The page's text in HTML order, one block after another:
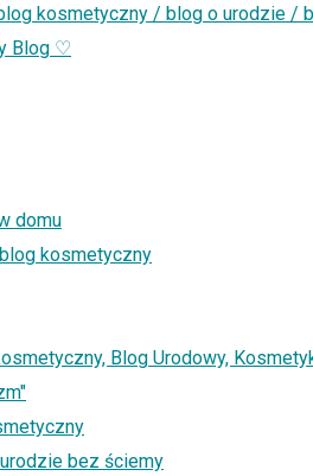
kosmetyczny / blog o urodzie /
Blog ♡
domu
kosmetyczny
Blog Urodowy,
bez ściemy